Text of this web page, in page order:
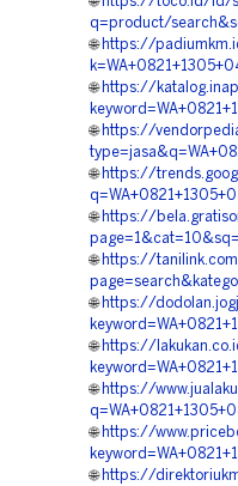
q=product/
🌐 https://
🌐 https://
🌐 https://
🌐 https://
🌐 https://
🌐 https://
🌐 https://
🌐 https://
🌐 https://
🌐 https://
🌐 https://